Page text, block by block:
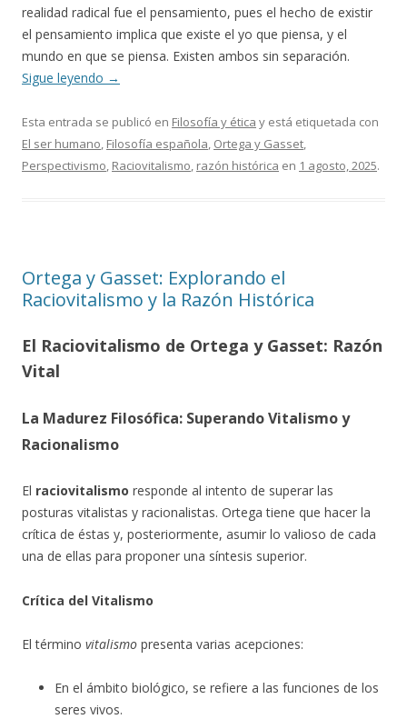
realidad radical fue el pensamiento, pues el hecho de existir
el pensamiento implica que existe el yo que piensa, y el
mundo en que se piensa. Existen ambos sin separación.
Sigue leyendo →
Esta entrada se publicó en Filosofía y ética y está etiquetada con
El ser humano, Filosofía española, Ortega y Gasset,
Perspectivismo, Raciovitalismo, razón histórica en 1 agosto, 2025.
Ortega y Gasset: Explorando el
Raciovitalismo y la Razón Histórica
El Raciovitalismo de Ortega y Gasset: Razón
Vital
La Madurez Filosófica: Superando Vitalismo y
Racionalismo
El raciovitalismo responde al intento de superar las
posturas vitalistas y racionalistas. Ortega tiene que hacer la
crítica de éstas y, posteriormente, asumir lo valioso de cada
una de ellas para proponer una síntesis superior.
Crítica del Vitalismo
El término vitalismo presenta varias acepciones:
En el ámbito biológico, se refiere a las funciones de los
seres vivos.